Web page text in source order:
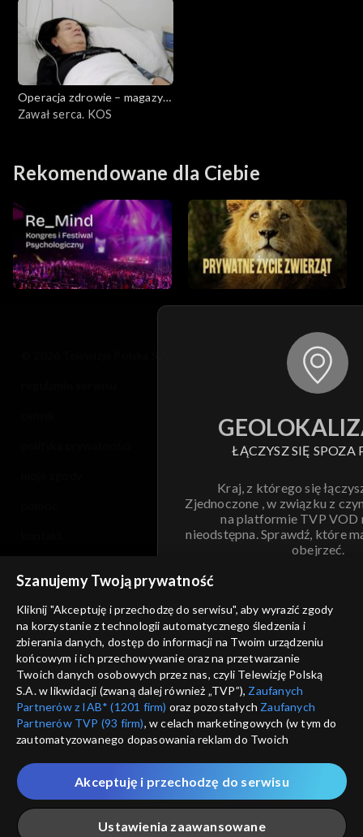
Operacja zdrowie – magazyn
medyczny
Zawał serca. KOS
Rekomendowane dla Ciebie
ŁĄCZYSZ SIĘ SPOZA
Kraj, z którego się
Zjednoczone , w związku z
na platformie TVP VOD
nieodstępna. Sprawdź, które
obejrzeć.
ANULUJ
informacje o dostawcy usług
Szanujemy Twoją prywatność
Kliknij "Akceptuję i przechodzę do serwisu", aby wyrazić zgody
na korzystanie z technologii automatycznego śledzenia i
zbierania danych, dostęp do informacji na Twoim urządzeniu
końcowym i ich przechowywanie oraz na przetwarzanie
Twoich danych osobowych przez nas, czyli Telewizję Polską
S.A. w likwidacji (zwaną dalej również „TVP”), Zaufanych
Partnerów z IAB* (1201 firm) oraz pozostałych Zaufanych
Partnerów TVP (93 firm), w celach marketingowych (w tym do
zautomatyzowanego dopasowania reklam do Twoich
które wskazujemy poniżej, a także zgody na udostępnianie
przez nas identyfikatora PPID do Google.
Twoje dane osobowe zbierane podczas odwiedzania przez
Ciebie naszych
poszczególnych serwisówzwanych dalej
Ustawienia zaawansowane
Akceptuję i przechodzę do serwisu